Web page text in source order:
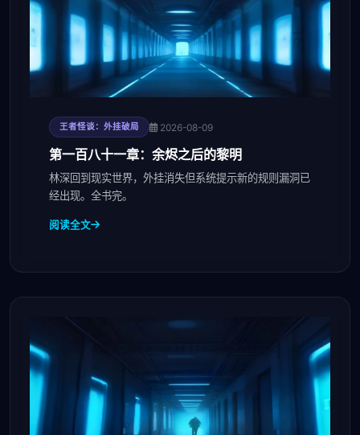
王者怪谈：外挂破局 2026-08-09
第一百八十一章：余烬之后的黎明
林深回到现实世界，外挂消失但系统提示新的规则漏洞已
经出现。全书完。
阅读全文